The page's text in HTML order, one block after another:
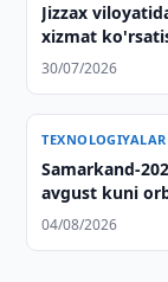
Jizzax
xizmat
tushirildi
30/07/2026
TEXNOLOGIYALAR
Samarkand-
avgust kuni
04/08/2026